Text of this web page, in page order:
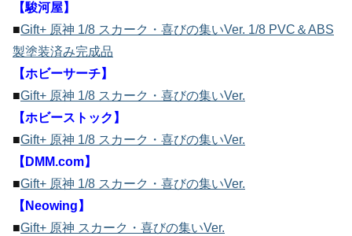
【駿河屋】
■Gift+ 原神 1/8 スカーク・喜びの集いVer. 1/8 PVC＆ABS
製塗装済み完成品
【ホビーサーチ】
■Gift+ 原神 1/8 スカーク・喜びの集いVer.
【ホビーストック】
■Gift+ 原神 1/8 スカーク・喜びの集いVer.
【DMM.com】
■Gift+ 原神 1/8 スカーク・喜びの集いVer.
【Neowing】
■Gift+ 原神 スカーク・喜びの集いVer.